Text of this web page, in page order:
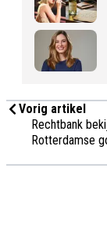
Vorig artikel
Rechtbank
Rotterdamse